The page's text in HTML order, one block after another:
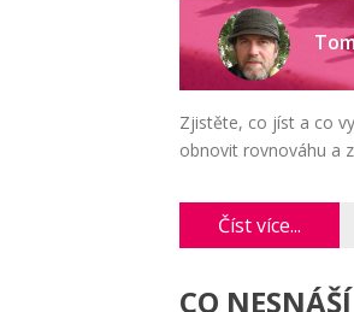
Zjistěte, co jíst a co
obnovit rovnováhu a
Číst více...
CO